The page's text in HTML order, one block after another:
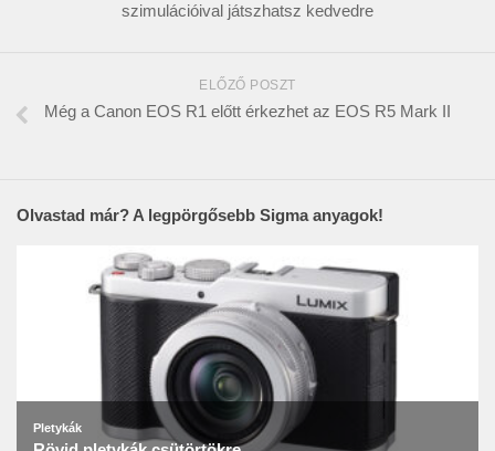
szimulációival játszhatsz kedvedre
ELŐZŐ POSZT
Még a Canon EOS R1 előtt érkezhet az EOS R5 Mark II
Olvastad már? A legpörgősebb Sigma anyagok!